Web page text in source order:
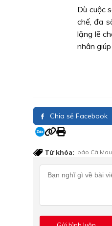
Dù cuộc
chế, đa
lặng lẽ
nhân
Chia sẻ Facebook
Từ khóa: báo Cà Mau